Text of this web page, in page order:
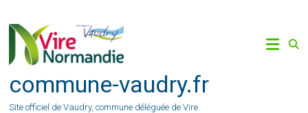
content
commune-vaudry.fr
Site officiel de Vaudry, commune déléguée de Vire